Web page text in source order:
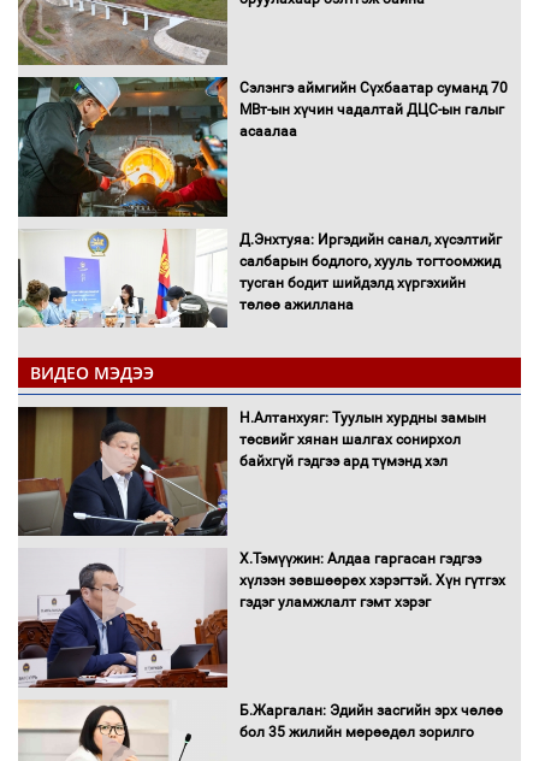
Сэлэнгэ аймгийн Сүхбаатар суманд 70
МВт-ын хүчин чадалтай ДЦС-ын галыг
асаалаа
Д.Энхтуяа: Иргэдийн санал, хүсэлтийг
салбарын бодлого, хууль тогтоомжид
тусган бодит шийдэлд хүргэхийн
төлөө ажиллана
Засгийн газраас хөнгөлөлттэй зээлээр
дэмжсэний үр дүнд шатахуун хадгалах
савнууд эхнээсээ ашиглалтад орж
байна
хэлэлцүүлэг боллоо
"ДЦС-3” ТӨХК-ийн нэн шаардлагатай
“Турбингенератор-5”-ын шинэчлэлийн
ВИДЕО МЭДЭЭ
Н.Алтанхуяг: Туулын хурдны замын
төсвийг хянан шалгах сонирхол
байхгүй гэдгээ ард түмэнд хэл
Х.Тэмүүжин: Алдаа гаргасан гэдгээ
хүлээн зөвшөөрөх хэрэгтэй. Хүн гүтгэх
гэдэг уламжлалт гэмт хэрэг
Б.Жаргалан: Эдийн засгийн эрх чөлөө
бол 35 жилийн мөрөөдөл зорилго